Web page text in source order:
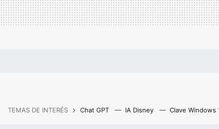
TEMAS DE INTERÉS Chat GPT IA Disney Clave Windows